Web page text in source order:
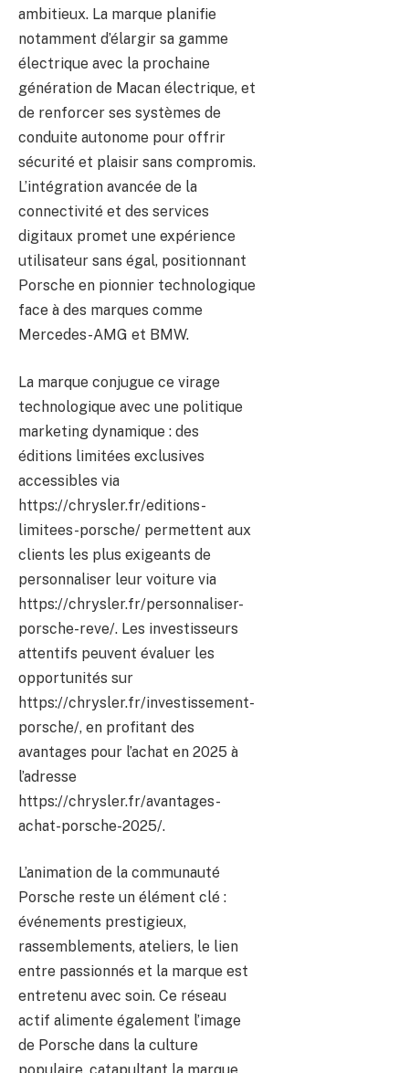
ambitieux. La marque planifie
notamment d’élargir sa gamme
électrique avec la prochaine
génération de Macan électrique, et
de renforcer ses systèmes de
conduite autonome pour offrir
sécurité et plaisir sans compromis.
L’intégration avancée de la
connectivité et des services
digitaux promet une expérience
utilisateur sans égal, positionnant
Porsche en pionnier technologique
face à des marques comme
Mercedes-AMG et BMW.
La marque conjugue ce virage
technologique avec une politique
marketing dynamique : des
éditions limitées exclusives
accessibles via
https://chrysler.fr/editions-
limitees-porsche/ permettent aux
clients les plus exigeants de
personnaliser leur voiture via
https://chrysler.fr/personnaliser-
porsche-reve/. Les investisseurs
attentifs peuvent évaluer les
opportunités sur
https://chrysler.fr/investissement-
porsche/, en profitant des
avantages pour l’achat en 2025 à
l’adresse
https://chrysler.fr/avantages-
achat-porsche-2025/.
L’animation de la communauté
Porsche reste un élément clé :
événements prestigieux,
rassemblements, ateliers, le lien
entre passionnés et la marque est
entretenu avec soin. Ce réseau
actif alimente également l’image
de Porsche dans la culture